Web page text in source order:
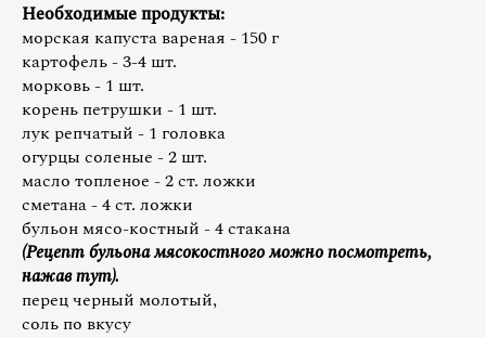
Необходимые продукты:
морская капуста вареная - 150 г
картофель - 3-4 шт.
морковь - 1 шт.
корень петрушки - 1 шт.
лук репчатый - 1 головка
огурцы соленые - 2 шт.
масло топленое - 2 ст. ложки
сметана - 4 ст. ложки
бульон мясо-костный - 4 стакана
(Рецепт бульона мясокостного можно посмотреть,
нажав тут).
перец черный молотый,
соль по вкусу